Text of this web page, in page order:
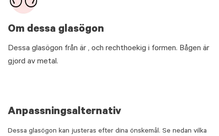
Om dessa glasögon
Dessa glasögon från är , och rechthoekig i formen. Bågen är
gjord av metal.
Anpassningsalternativ
Dessa glasögon kan justeras efter dina önskemål. Se nedan vilka